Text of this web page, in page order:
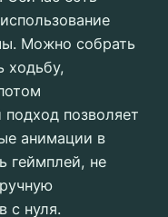
Можно собрать
ходьбу,
позволяет
анимации в
геймплей, не
с нуля.